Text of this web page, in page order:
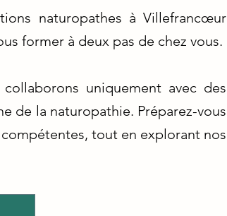
naturopathes à Villefrancœur
former à deux pas de chez vous.
uniquement avec des
de la naturopathie. Préparez-vous
tout en explorant nos